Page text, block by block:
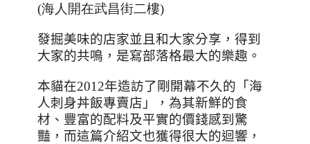
(海人開在武昌街二樓)
發掘美味的店家並且和大家分享，得到
大家的共鳴，是寫部落格最大的樂趣。
本貓在2012年造訪了剛開幕不久的「海
人刺身丼飯專賣店」，為其新鮮的食
材、豐富的配料及平實的價錢感到驚
豔，而這篇介紹文也獲得很大的迴響，